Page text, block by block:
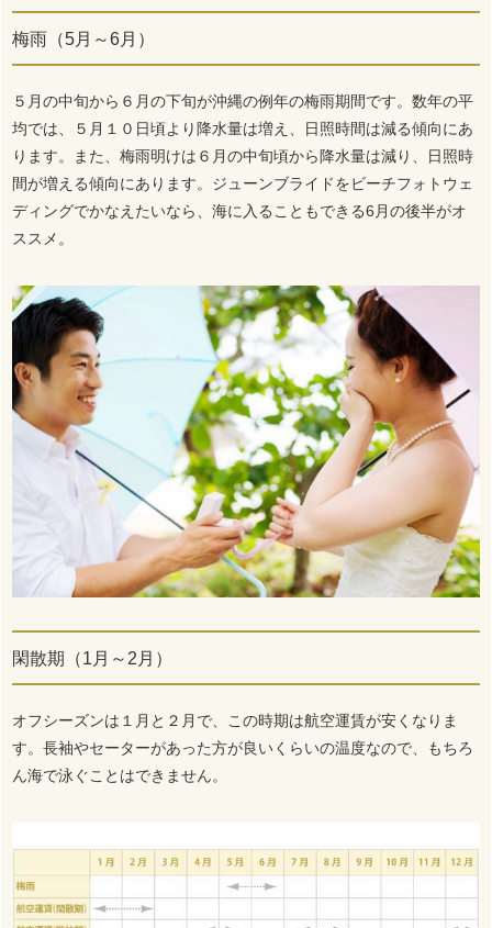
梅雨（5月～6月）
５月の中旬から６月の下旬が沖縄の例年の梅雨期間です。数年の平
均では、５月１０日頃より降水量は増え、日照時間は減る傾向にあ
ります。また、梅雨明けは６月の中旬頃から降水量は減り、日照時
間が増える傾向にあります。ジューンブライドをビーチフォトウェ
ディングでかなえたいなら、海に入ることもできる6月の後半がオ
ススメ。
閑散期（1月～2月）
オフシーズンは１月と２月で、この時期は航空運賃が安くなりま
す。長袖やセーターがあった方が良いくらいの温度なので、もちろ
ん海で泳ぐことはできません。